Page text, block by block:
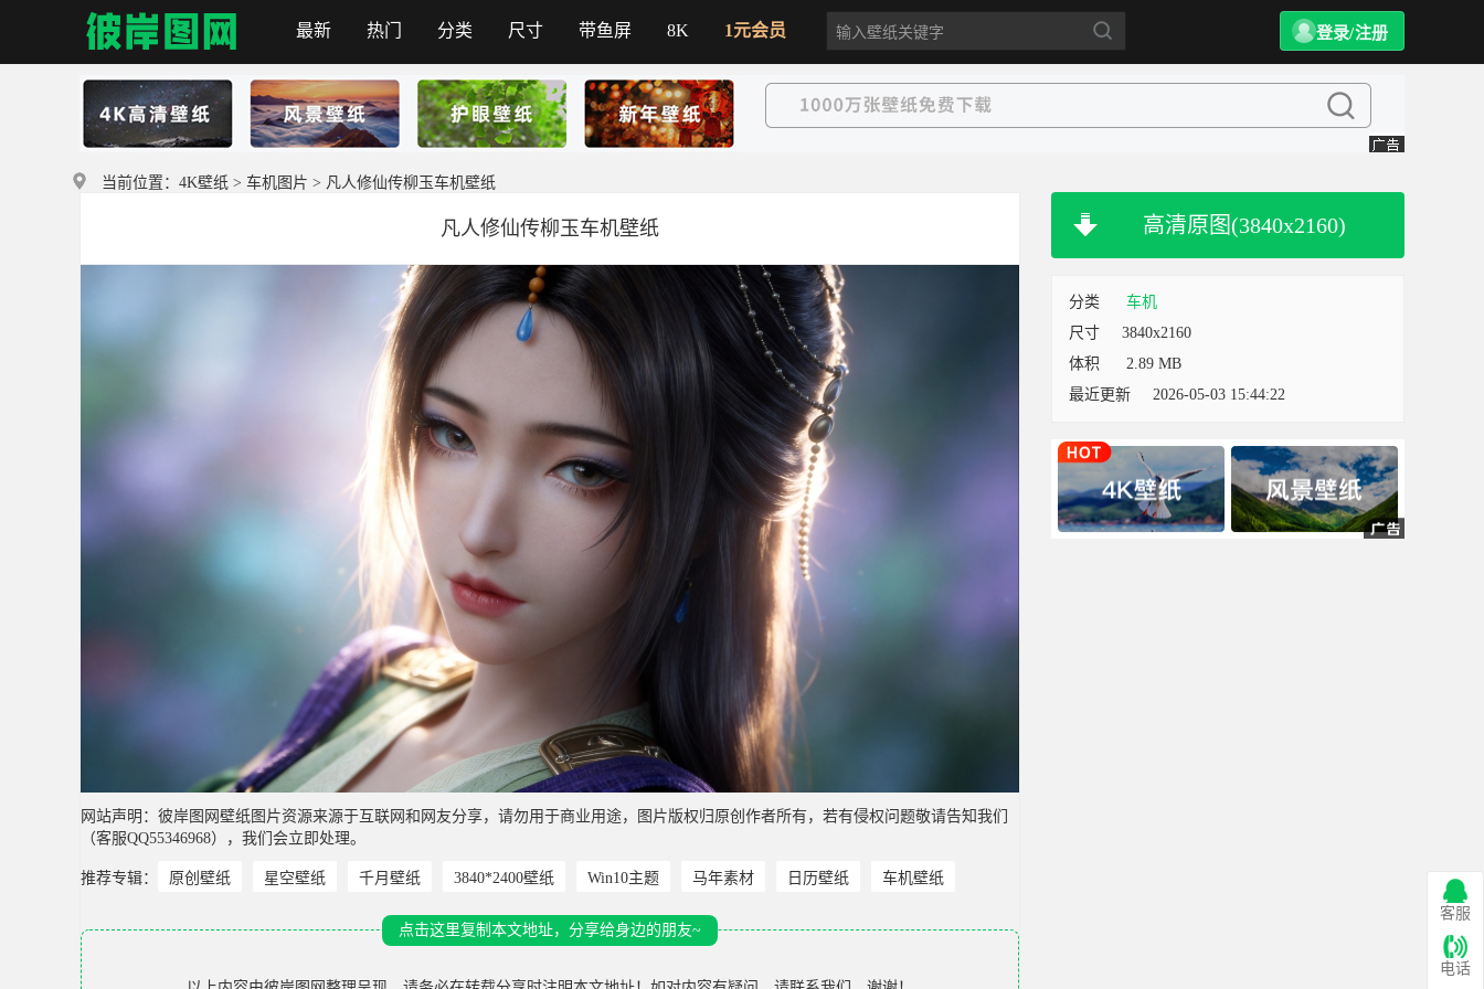
首页
最新 热门 分类 尺寸 带鱼屏 8K 1元会员 登录/注册
当前位置： 4K壁纸 > 车机图片 > 凡人修仙传柳玉车机壁纸
凡人修仙传柳玉车机壁纸
网站声明：彼岸图网壁纸图片资源来源于互联网和网友分享，请勿用于商业用途，图片版权归原创作者所有，若有侵权问题敬请告知我们
（客服QQ55346968），我们会立即处理。
推荐专辑： 原创壁纸 星空壁纸 千月壁纸 3840*2400壁纸 Win10主题 马年素材 日历壁纸 车机壁纸
点击这里复制本文地址，分享给身边的朋友~
高清原图(3840x2160)
分类
车机
尺寸
3840x2160
体积
2.89 MB
最近更新
2026-05-03 15:44:22
客服
电话